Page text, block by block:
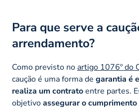
Para que serve a
arrendamento?
Como previsto no artigo 1076º do
caução é uma forma de garantia é
realiza um contratoentre partes.
objetivoassegurar o